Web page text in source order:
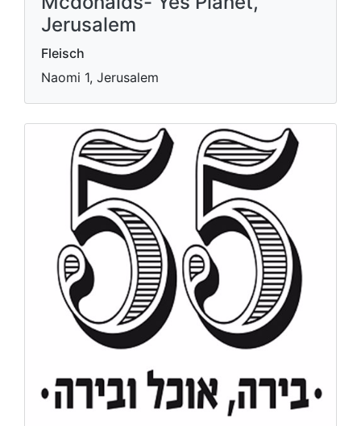
Jerusalem
Fleisch
Naomi 1, Jerusalem